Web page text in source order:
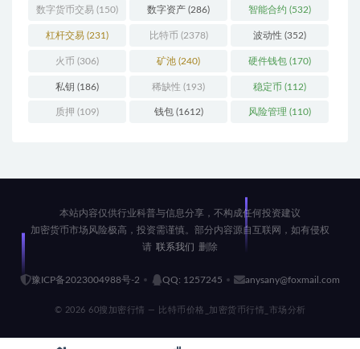
数字货币交易 (150) 数字资产 (286) 智能合约 (532)
杠杆交易 (231) 比特币 (2378) 波动性 (352)
火币 (306) 矿池 (240) 硬件钱包 (170)
私钥 (186) 稀缺性 (193) 稳定币 (112)
质押 (109) 钱包(1612) 风险管理 (110)
本站内容仅供行业科普与信息分享，不构成任何投资建议
加密货币市场风险极高，投资需谨慎。部分内容源自互联网，如有侵权
请 联系我们 删除
豫ICP备2023004988号-2 QQ: 1257245 anysany@foxmail.com
© 2026 60搜加密行情 — 比特币价格_加密货币行情_市场分析